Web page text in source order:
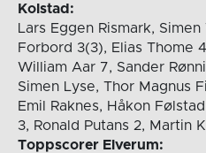
Kolstad:
Lars Eggen Rismark,
Forbord 3(3), Elias Thome
William Aar 7, Sander
Simen Lyse, Thor Magnus
Emil Raknes, Håkon
3, Ronald Putans 2, Martin
Toppscorer Elverum: